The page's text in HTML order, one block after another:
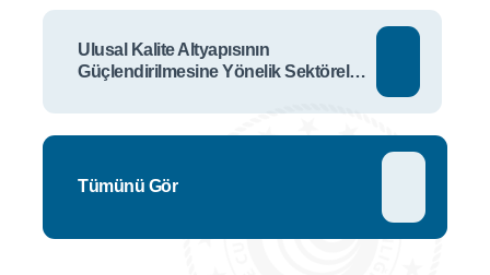
Ulusal Kalite Altyapısının
Güçlendirilmesine Yönelik Sektörel
Tümünü Gör